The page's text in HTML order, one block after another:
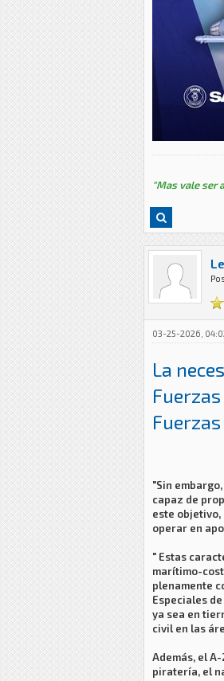
"Mas vale ser
03-25-2026,
La
"Sin
capaz de
este objetivo,
operar en
" Estas
marítimo-
plenamente
Especiales
ya sea en
civil en las
Además, el
piratería, el